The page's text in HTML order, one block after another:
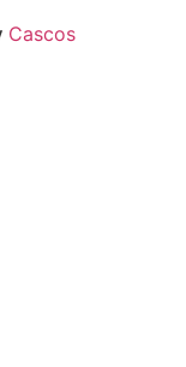
Cascos